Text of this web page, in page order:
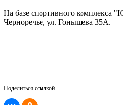
На базе спортивного комплекса
Черноречье, ул. Гонышева 35А.
Поделиться ссылкой